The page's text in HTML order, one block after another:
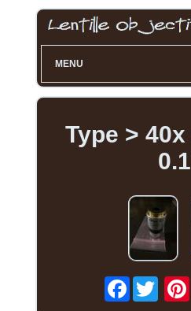
MENU
Type >
Facebook